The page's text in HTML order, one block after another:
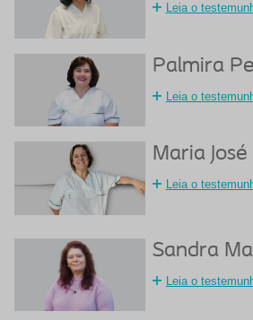
Leia o
Palmira
Leia o
Maria
Leia o
Sandra
Leia o